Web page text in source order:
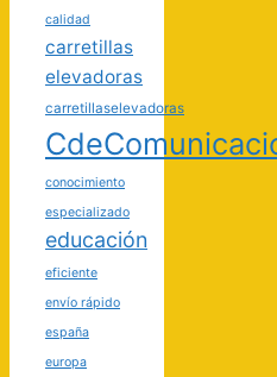
calidad
carretillas
elevadoras
carretillaselevadoras
conocimiento
especializado
educación
eficiente
envío rápido
españa
europa